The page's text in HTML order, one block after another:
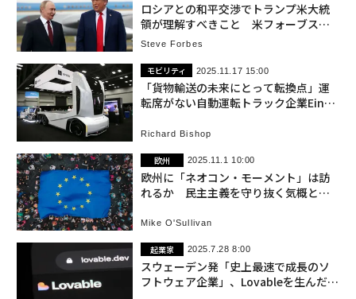
ロシアとの和平交渉でトランプ米大統
領が理解すべきこと 米フォーブス編
集主幹
Steve Forbes
モビリティ 2025.11.17 15:00
「貨物輸送の未来にとって転換点」運
転席がない自動運転トラック企業Einrid
Richard Bishop
欧州 2025.11.1 10:00
欧州に「ネオコン・モーメント」は訪
れるか 民主主義を守り抜く気概と積
Mike O'Sullivan
起業家 2025.7.28 8:00
スウェーデン発「史上最速で成長のソ
フトウェア企業」、Lovableを生んだ3